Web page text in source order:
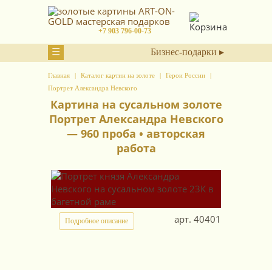
+7 903 796-00-73
☰ Бизнес-подарки ▸
Главная Каталог картин на золоте
Герои России
Портрет Александра Невского
Картина на сусальном золоте
Портрет Александра Невского
— 960 проба • авторская
работа
Подробное описание арт. 40401